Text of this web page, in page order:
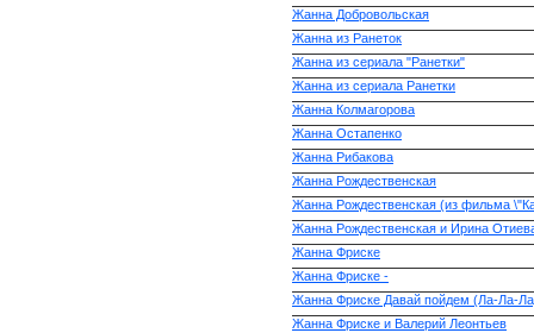
Жанна Добровольская
Жанна из Ранеток
Жанна из сериала "Ранетки"
Жанна из сериала Ранетки
Жанна Колмагорова
Жанна Остапенко
Жанна Рибакова
Жанна Рождественская
Жанна Рождественская (из фильма
Жанна Рождественская и Ирина
Жанна Фриске
Жанна Фриске -
Жанна Фриске Давай пойдем (Ла-Ла-
Жанна Фриске и Валерий Леонтьев